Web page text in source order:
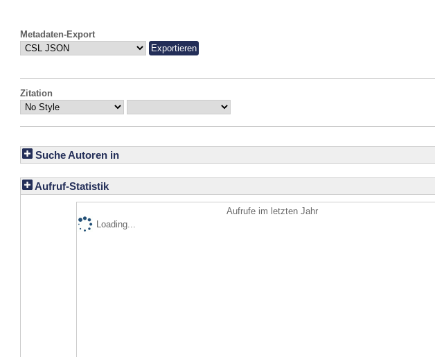
Metadaten-Export
Zitation
Suche Autoren in
Aufruf-Statistik
Aufrufe im letzten Jahr
Loading...